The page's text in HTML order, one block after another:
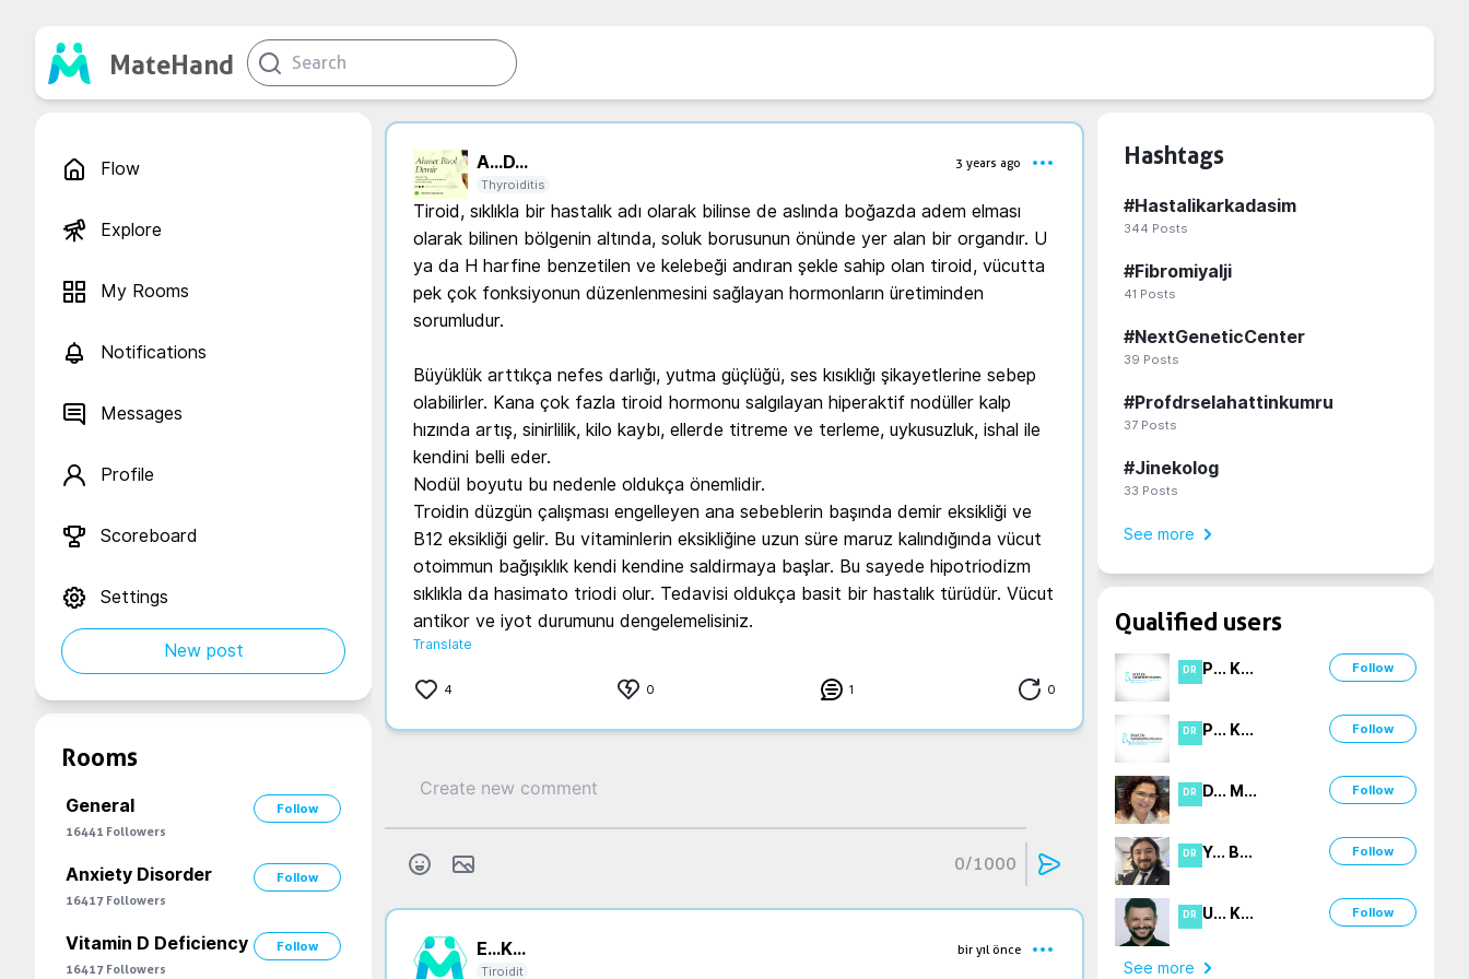
MateHand
Flow
Explore
My Rooms
Notifications
Messages
Profile
Scoreboard
Settings
New post
Rooms
General
Follow
16441 Followers
Anxiety Disorder
Follow
16417 Followers
Vitamin D Deficiency
Follow
16417 Followers
A...D...
3 years ago
Thyroiditis
Tiroid, sıklıkla bir hastalık adı olarak bilinse de aslında boğazda adem elması
olarak bilinen bölgenin altında, soluk borusunun önünde yer alan bir organdır. U
ya da H harfine benzetilen ve kelebeği andıran şekle sahip olan tiroid, vücutta
pek çok fonksiyonun düzenlenmesini sağlayan hormonların üretiminden
sorumludur.
Büyüklük arttıkça nefes darlığı, yutma güçlüğü, ses kısıklığı şikayetlerine sebep
olabilirler. Kana çok fazla tiroid hormonu salgılayan hiperaktif nodüller kalp
hızında artış, sinirlilik, kilo kaybı, ellerde titreme ve terleme, uykusuzluk, ishal ile
kendini belli eder.
Nodül boyutu bu nedenle oldukça önemlidir.
Troidin düzgün çalışması engelleyen ana sebeblerin başında demir eksikliği ve
B12 eksikliği gelir. Bu vitaminlerin eksikliğine uzun süre maruz kalındığında vücut
otoimmun bağışıklık kendi kendine saldirmaya başlar. Bu sayede hipotriodizm
sıklıkla da hasimato triodi olur. Tedavisi oldukça basit bir hastalık türüdür. Vücut
antikor ve iyot durumunu dengelemelisiniz.
Translate
4 0 1 0
0/1000
E...K...
bir yıl önce
Tiroidit
Hashtags
#Hastalikarkadasim
344 Posts
#Fibromiyalji
41 Posts
#NextGeneticCenter
39 Posts
#Profdrselahattinkumru
37 Posts
#Jinekolog
33 Posts
See more
Qualified users
DR P... K... Follow
DR P... K... Follow
DR D... M... Follow
DR Y... B... Follow
DR U... K... Follow
See more